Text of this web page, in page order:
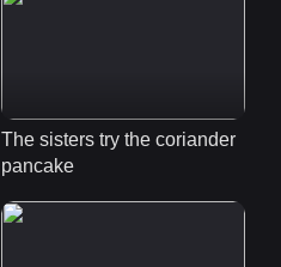
94:39
ไลฟ์สดกล้องเฉาเฟิงชิง
The sisters try the coriander
pancake